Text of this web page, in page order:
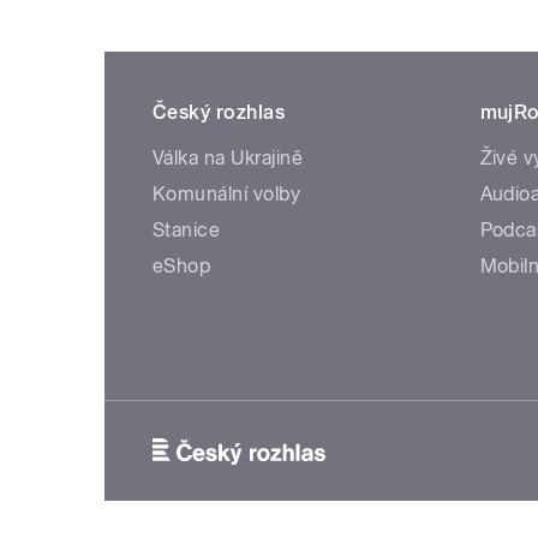
Český rozhlas
Válka na Ukrajině
Komunální volby
Stanice
eShop
Živé